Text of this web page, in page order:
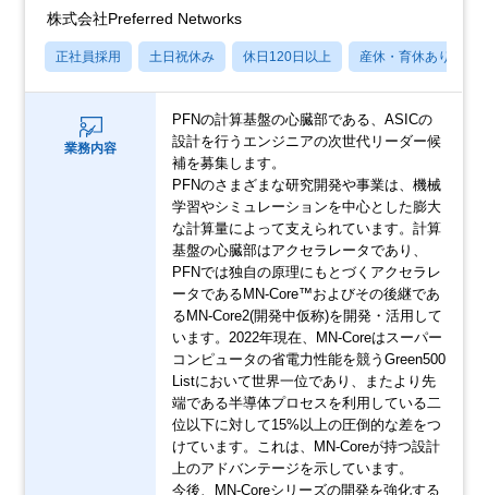
株式会社Preferred Networks
正社員採用 土日祝休み 休日120日以上 産休・育休あり
業務内容
PFNの計算基盤の心臓部である、ASICの
設計を行うエンジニアの次世代リーダー候
補を募集します。
PFNのさまざまな研究開発や事業は、機械
学習やシミュレーションを中心とした膨大
な計算量によって支えられています。計算
基盤の心臓部はアクセラレータであり、
PFNでは独自の原理にもとづくアクセラレ
ータであるMN-Core™およびその後継であ
るMN-Core2(開発中仮称)を開発・活用して
います。2022年現在、MN-Coreはスーパー
コンピュータの省電力性能を競うGreen500
Listにおいて世界一位であり、またより先
端である半導体プロセスを利用している二
位以下に対して15%以上の圧倒的な差をつ
けています。これは、MN-Coreが持つ設計
上のアドバンテージを示しています。
今後、MN-Coreシリーズの開発を強化する